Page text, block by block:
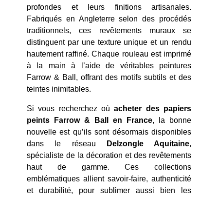
profondes et leurs finitions artisanales.
Fabriqués en Angleterre selon des procédés
traditionnels, ces revêtements muraux se
distinguent par une texture unique et un rendu
hautement raffiné. Chaque rouleau est imprimé
à la main à l’aide de véritables peintures
Farrow & Ball, offrant des motifs subtils et des
teintes inimitables.
Si vous recherchez oùacheter des papiers
peints Farrow & Ball en France, la bonne
nouvelle est qu’ils sont désormais disponibles
dans le réseau
Delzongle Aquitaine,
spécialiste de la décoration et des revêtements
haut de gamme. Ces collections
emblématiques allient savoir-faire, authenticité
et durabilité, pour sublimer aussi bien les